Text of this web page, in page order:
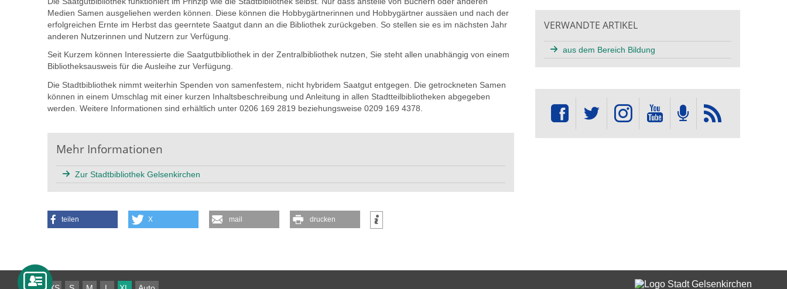
Medien Samen ausgeliehen werden können. Diese können die Hobbygärtnerinnen und Hobbygärtner aussäen und nach der
erfolgreichen Ernte im Herbst das geerntete Saatgut dann an die Bibliothek zurückgeben. So stellen sie es im nächsten Jahr
anderen Nutzerinnen und Nutzern zur Verfügung.
Seit Kurzem können Interessierte die Saatgutbibliothek in der Zentralbibliothek nutzen, Sie steht allen unabhängig von einem
Bibliotheksausweis für die Ausleihe zur Verfügung.
Die Stadtbibliothek nimmt weiterhin Spenden von samenfestem, nicht hybridem Saatgut entgegen. Die getrockneten Samen
können in einem Umschlag mit einer kurzen Inhaltsbeschreibung und Anleitung in allen Stadtteilbibliotheken abgegeben
werden. Weitere Informationen sind erhältlich unter 0206 169 2819 beziehungsweise 0209 169 4378.
Mehr Informationen
Zur Stadtbibliothek Gelsenkirchen
teilen X mail drucken
VERWANDTE ARTIKEL
aus dem Bereich Bildung